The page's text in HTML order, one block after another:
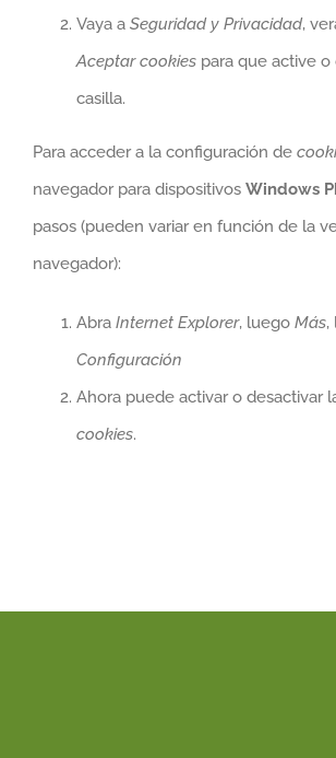
Vaya a Seguridad y Privacidad,
Aceptar cookies para que active
casilla.
Para acceder a la configuración de
navegador para dispositivos Windows
pasos (pueden variar en función de la
navegador):
Abra Internet Explorer, luego Más,
Configuración
Ahora puede activar o desactivar
cookies.